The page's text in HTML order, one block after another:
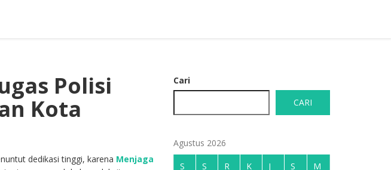
Polisi
Kota
dedikasi tinggi, karena Menjaga
Cari
CARI
Agustus 2026
S S R K J S M